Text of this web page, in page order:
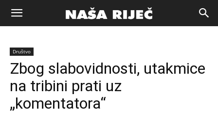
Naša
riječ
Zenica
Društvo
Zbog slabovidnosti, utakmice
na tribini prati uz
„komentatora“